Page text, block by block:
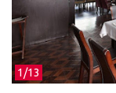
1/13